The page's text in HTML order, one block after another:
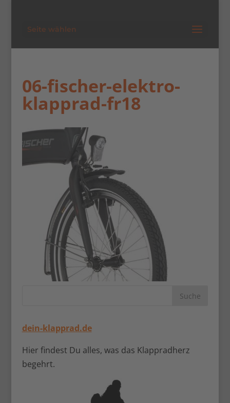
Seite wählen
06-fischer-elektro-
klapprad-fr18
dein-klapprad.de
Hier findest Du alles, was das Klappradherz
begehrt.